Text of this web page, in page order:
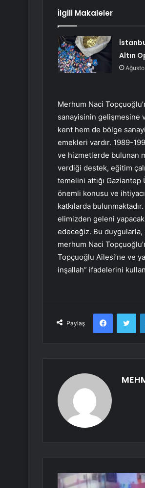
İlgili Makaleler
Altın
Merhum Naci
sanayisinin gelişmesine
kent hem de bölge
emekleri vardır. 1989-
ve hizmetlerde bulunan
verdiği destek, eğitim
temelini attığı
önemli konusu ve
katkılarda
elimizden geleni
edeceğiz. Bu duygularla,
merhum Naci
Topçuoğlu Ailesi’ne ve
inşallah” ifadelerini
Paylaş
Facebook